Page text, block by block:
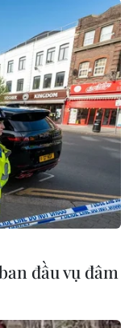
Vietnam+)
đầu vụ đâm